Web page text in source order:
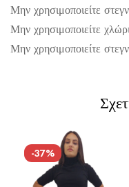
Μην χρησιμοποιείτε
Μην χρησιμοποιείτε
Μην χρησιμοποιείτε
-37%